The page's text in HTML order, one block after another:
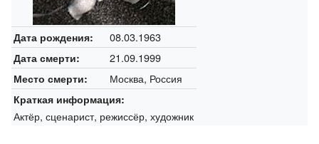
Дата рождения: 08.03.1963
Дата смерти: 21.09.1999
Место смерти: Москва, Россия
Краткая информация:
Актёр, сценарист, режиссёр, художник